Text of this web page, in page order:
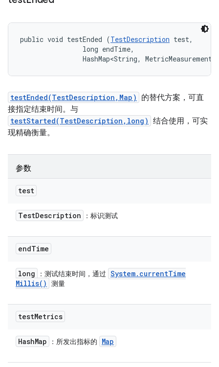
public void testEnded (TestDescription test,
                long endTime,
HashMap<String,
testEnded(TestDescription,Map)
的替代方案，可直
接指定结束时间。与
testStarted(TestDescription,long) 结合使用，可实
现精确衡量。
参数
test
TestDescription ：标识测试
endTime
long ：测试结束时间，通过 System. currentTime
Millis( ) 测量
testMetrics
HashMap ：所发出指标的 Map